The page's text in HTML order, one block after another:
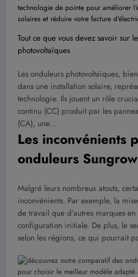
Tout ce que vous devez savoir sur
photovoltaïques
Les onduleurs photovoltaïques,
dans une installation solaire,
technologie. Ils jouent un rôle
continu (CC) produit par les
(CA), une…
Les inconvénients
onduleurs Sungrow
Malgré leurs nombreux atouts,
inconvénients. Par exemple, la
de travail que d’autres marques
configuration initiale. De plus, le
selon les régions, ce qui pourrait